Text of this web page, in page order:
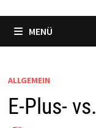
MENÜ
ALLGEMEIN
E-Plus-